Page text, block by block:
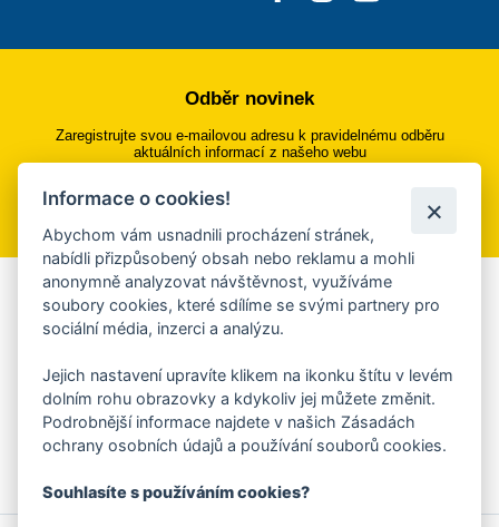
Odběr novinek
Zaregistrujte svou e-mailovou adresu k pravidelnému odběru
aktuálních informací z našeho webu
Přihlásit se k odběru
Aplikace Mobilní rozhlas
Chcete dostávat do svého mobilu či mailu upozornění na
ankety, pozvánky na kulturní a sportovní akce?
Více informací o aplikaci
Informace o cookies!
Abychom vám usnadnili procházení stránek,
nabídli přizpůsobený obsah nebo reklamu a mohli
anonymně analyzovat návštěvnost, využíváme
soubory cookies, které sdílíme se svými partnery pro
sociální média, inzerci a analýzu.
Jejich nastavení upravíte klikem na ikonku štítu v levém
dolním rohu obrazovky a kdykoliv jej můžete změnit.
Podrobnější informace najdete v našich Zásadách
ochrany osobních údajů a používání souborů cookies.
Souhlasíte s používáním cookies?